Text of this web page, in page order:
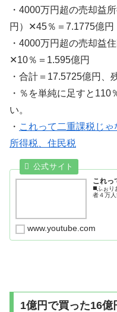
・4000万円超の売却益
円）✕45％＝7.1775億円
・4000万円超の売却益
✕10％＝1.595億円
・合計＝17.5725億円、
・％を単純に足すと
い。
・ これって二重課税じ
所得税、住民税
これっ
◼️ふぉり
者４万人
www.youtube.com
1億円で買った16